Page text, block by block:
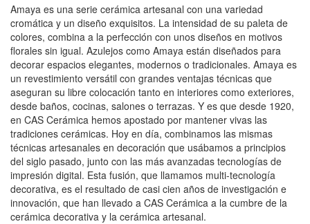
Amaya es una serie cerámica artesanal con una variedad
cromática y un diseño exquisitos. La intensidad de su paleta de
colores, combina a la perfección con unos diseños en motivos
florales sin igual. Azulejos como Amaya están diseñados para
decorar espacios elegantes, modernos o tradicionales. Amaya es
un revestimiento versátil con grandes ventajas técnicas que
aseguran su libre colocación tanto en interiores como exteriores,
desde baños, cocinas, salones o terrazas. Y es que desde 1920,
en CAS Cerámica hemos apostado por mantener vivas las
tradiciones cerámicas. Hoy en día, combinamos las mismas
técnicas artesanales en decoración que usábamos a principios
del siglo pasado, junto con las más avanzadas tecnologías de
impresión digital. Esta fusión, que llamamos multi-tecnología
decorativa, es el resultado de casi cien años de investigación e
innovación, que han llevado a CAS Cerámica a la cumbre de la
cerámica decorativa y la cerámica artesanal.